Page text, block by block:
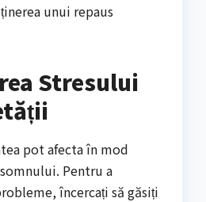
unui repaus
Stresului
pot afecta în mod
Pentru a
încercați să găsiți